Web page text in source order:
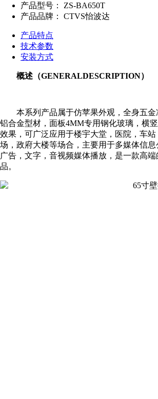
产品型号：
ZS-BA650T
产品品牌：
CTVS怡波达
产品特点
技术参数
安装方式
概述（GENERALDESCRIPTION）
本系列产品属于仿苹果外观，全身五金
铝合金型材，面板4MM专用钢化玻璃，横
效果，可广泛应用于楼宇大堂，医院，车
场，政府大楼等场合，主要用于多媒体信息
广告，文字，音视频媒体播放，是一款高
品。